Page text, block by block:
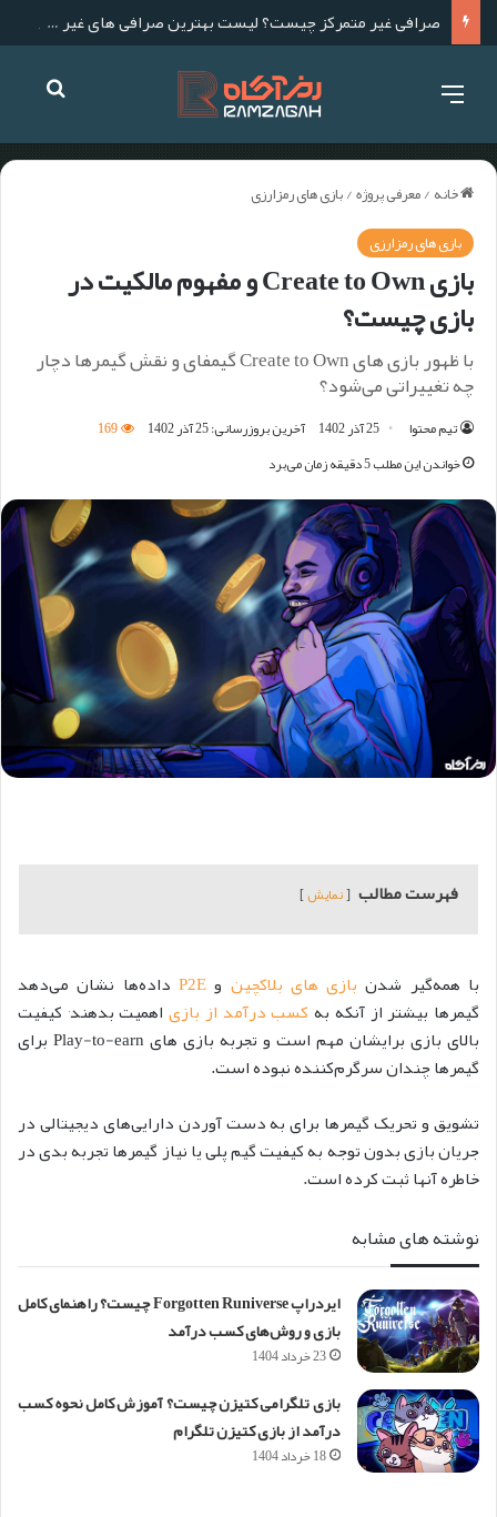
صرافی غیر متمرکز چیست؟ لیست بهترین صرافی های غیر متمرکز برای ایرانیان
خانه/معرفی پروژه/بازی های رمزارزی
بازی های رمزارزی
بازی Create to Own و مفهوم مالکیت در
بازی چیست؟
با ظهور بازی های Create to Own گیمفای و نقش گیمرها دچار
چه تغییراتی می‌شود؟
تیم محتوا 25 آذر 1402 آخرین بروزرسانی: 25 آذر 1402
169
خواندن این مطلب 5 دقیقه زمان می‌برد
فهرست مطالب نمایش
با همه‌گیر شدن بازی های بلاکچین وP2E داده‌ها نشان می‌دهد
گیمرها بیشتر از آنکه به کسب درآمد از بازی
اهمیت بدهند٬ کیفیت
بالای بازی برایشان مهم است و تجربه بازی های Play-to-earn برای
گیمرها چندان سرگرم‌کننده نبوده است.
تشویق و تحریک گیمرها برای به دست آوردن دارایی‌های دیجیتالی در
جریان بازی بدون توجه به کیفیت گیم پلی یا نیاز گیمرها تجربه بدی در
خاطره آنها ثبت کرده است.
نوشته های مشابه
ایردراپ Forgotten Runiverse چیست؟ راهنمای کامل
بازی و روش‌های کسب درآمد
23 خرداد 1404
بازی تلگرامی کتیزن چیست؟ آموزش کامل نحوه کسب
درآمد از بازی کتیزن تلگرام
18 خرداد 1404